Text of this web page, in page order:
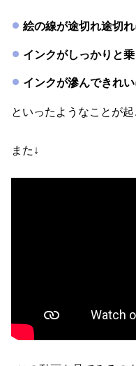
絵の線が途切れ途切れ
インクがしっかりと乗
インクが滲んできれい
といったようなことが起
また↓